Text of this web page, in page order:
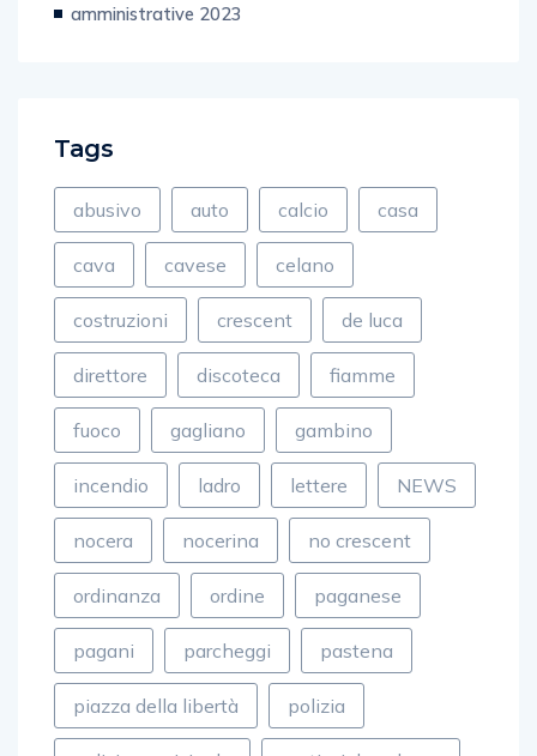
amministrative 2023
Tags
abusivo auto calcio casa
cava cavese celano
costruzioni crescent de luca
direttore discoteca fiamme
fuoco gagliano gambino
incendio ladro lettere NEWS
nocera nocerina no crescent
ordinanza ordine paganese
pagani parcheggi pastena
piazza della libertà polizia